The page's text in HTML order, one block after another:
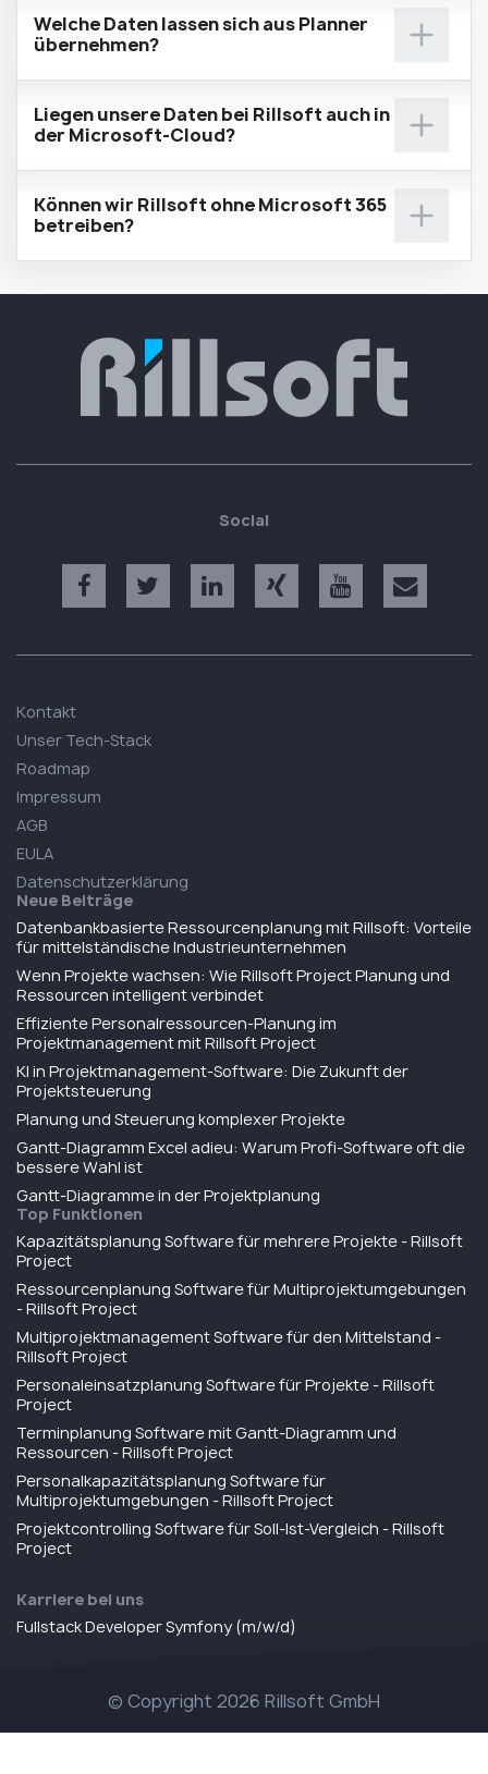
Welche Daten lassen sich aus Planner
übernehmen?
Liegen unsere Daten bei Rillsoft auch in
der Microsoft-Cloud?
Können wir Rillsoft ohne Microsoft 365
betreiben?
Social
Kontakt
Unser Tech-Stack
Roadmap
Impressum
AGB
EULA
Datenschutzerklärung
Neue Beiträge
Datenbankbasierte Ressourcenplanung mit Rillsoft: Vorteile
für mittelständische Industrieunternehmen
Wenn Projekte wachsen: Wie Rillsoft Project Planung und
Ressourcen intelligent verbindet
Effiziente Personalressourcen-Planung im
Projektmanagement mit Rillsoft Project
KI in Projektmanagement-Software: Die Zukunft der
Projektsteuerung
Planung und Steuerung komplexer Projekte
Gantt-Diagramm Excel adieu: Warum Profi-Software oft die
bessere Wahl ist
Gantt-Diagramme in der Projektplanung
Top Funktionen
Kapazitätsplanung Software für mehrere Projekte - Rillsoft
Project
Ressourcenplanung Software für Multiprojektumgebungen
- Rillsoft Project
Multiprojektmanagement Software für den Mittelstand -
Rillsoft Project
Personaleinsatzplanung Software für Projekte - Rillsoft
Project
Terminplanung Software mit Gantt-Diagramm und
Ressourcen - Rillsoft Project
Personalkapazitätsplanung Software für
Multiprojektumgebungen - Rillsoft Project
Projektcontrolling Software für Soll-Ist-Vergleich - Rillsoft
Project
Karriere bei uns
Fullstack Developer Symfony (m/w/d)
© Copyright 2026 Rillsoft GmbH